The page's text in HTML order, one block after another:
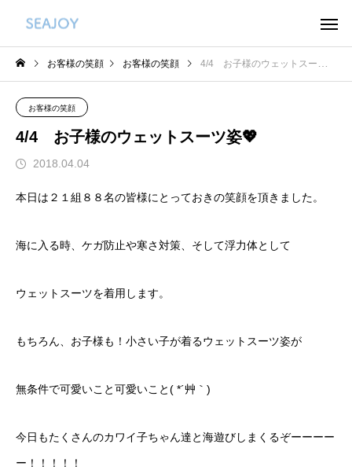
お客様の笑顔 お客様の笑顔 4/4 お子様のウェットスーツ姿💖
お客様の笑顔
4/4 お子様のウェットスーツ姿💖
2018.04.04
本日は２１組８８名の皆様にとっておきの笑顔を頂きました。
海に入る時、ケガ防止や寒さ対策、そして浮力体として
ウェットスーツを着用します。
もちろん、お子様も！小さい子が着るウェットスーツ姿が
無条件で可愛いこと可愛いこと( *´艸｀)
今日もたくさんのカワイ子ちゃん達と海遊びしまくるぞーーーー
ー！！！！！